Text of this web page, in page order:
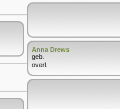
Anna Drews
geb.
overl.